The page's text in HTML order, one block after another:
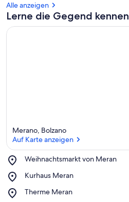
Alle anzeigen
Lerne die Gegend kennen
Merano, Bolzano
Auf Karte anzeigen
Weihnachtsmarkt von Meran
Place,
von
Kurhaus Meran
Place,
Meran
Therme Meran
Place,